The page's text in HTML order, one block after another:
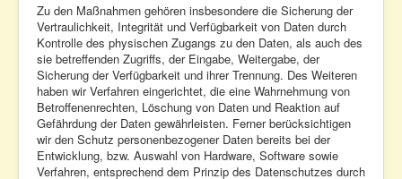
Zu den Maßnahmen gehören insbesondere die Sicherung der
Vertraulichkeit, Integrität und Verfügbarkeit von Daten durch
Kontrolle des physischen Zugangs zu den Daten, als auch des
sie betreffenden Zugriffs, der Eingabe, Weitergabe, der
Sicherung der Verfügbarkeit und ihrer Trennung. Des Weiteren
haben wir Verfahren eingerichtet, die eine Wahrnehmung von
Betroffenenrechten, Löschung von Daten und Reaktion auf
Gefährdung der Daten gewährleisten. Ferner berücksichtigen
wir den Schutz personenbezogener Daten bereits bei der
Entwicklung, bzw. Auswahl von Hardware, Software sowie
Verfahren, entsprechend dem Prinzip des Datenschutzes durch